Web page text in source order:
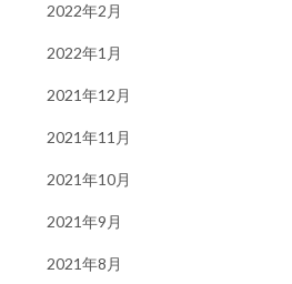
2022年2月
2022年1月
2021年12月
2021年11月
2021年10月
2021年9月
2021年8月